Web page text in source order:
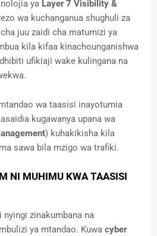
ya Layer 7 Visibility &
wa kuchanganua shughuli za
juu zaidi cha matumizi ya
kila kifaa kinachounganishwa
ufikiaji wake kulingana na
wa taasisi inayotumia
kugawanya upana wa
) kuhakikisha kila
sawa bila mzigo wa trafiki.
NI MUHIMU KWA TAASISI
nyingi zinakumbana na
ya mtandao. Kuwa cyber